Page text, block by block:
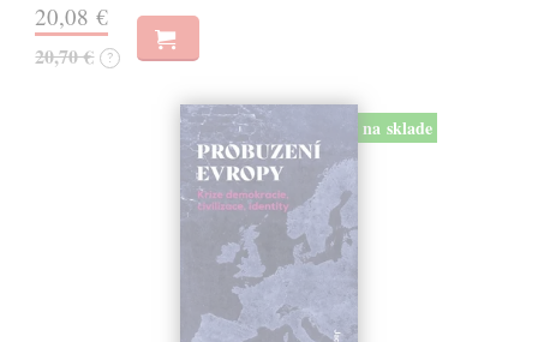
20,08 €
20,70 € ?
na sklade